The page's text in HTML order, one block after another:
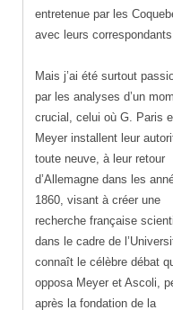
entretenue par les
avec leurs
Mais j’ai été surtout
par les analyses d’un
crucial, celui où G. Paris
Meyer installent leur
toute neuve, à leur retour
d’Allemagne dans les
1860, visant à créer une
recherche française
dans le cadre de
connaît le célèbre débat
opposa Meyer et Ascoli,
après la fondation de la